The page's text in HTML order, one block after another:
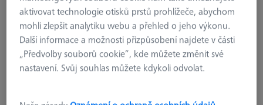
SKENOVACÍ SPREJE
AESUB Green, 1 litr, sublimační,
000000-0716-216
aktivovat technologie otisků prstů prohlížeče, abychom
mohli zlepšit analytiku webu a přehled o jeho výkonu.
Další informace a možnosti přizpůsobení najdete v části
„Předvolby souborů cookie“, kde můžete změnit své
nastavení. Svůj souhlas můžete kdykoli odvolat.